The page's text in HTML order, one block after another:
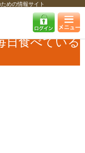
めの情報サイト
新刊『認知症専門医が毎
日食べている